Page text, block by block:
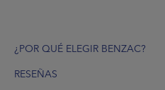
Footer
¿POR QUÉ ELEGIR BENZAC?
RESEÑAS